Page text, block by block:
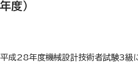
年度）
平成28年度機械設計技術者試験3級